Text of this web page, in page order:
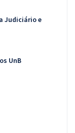
Judiciário e
UnB